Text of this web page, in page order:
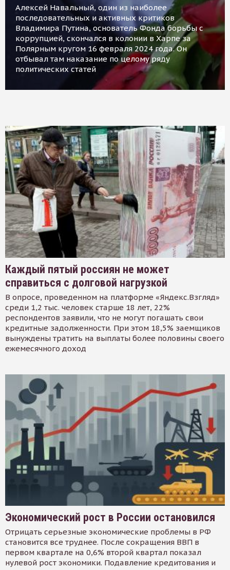
Алексей Навальный, один из наиболее
последовательных и активных критиков
Владимира Путина, основатель Фонда борьбы с
коррупцией, скончался в колонии в Харпе за
Полярным кругом 16 февраля 2024 года. Он
отбывал там наказание по целому ряду
политических статей
Каждый пятый россиян не может
справиться с долговой нагрузкой
В опросе, проведенном на платформе «Яндекс.Взгляд»
среди 1,2 тыс. человек старше 18 лет, 22%
респондентов заявили, что не могут погашать свои
кредитные задолженности. При этом 18,5% заемщиков
вынуждены тратить на выплаты более половины своего
ежемесячного доход
Экономический рост в России остановился
Отрицать серьезные экономические проблемы в РФ
становится все труднее. После сокращения ВВП в
первом квартале на 0,6% второй квартал показал
нулевой рост экономики. Подавление кредитования и